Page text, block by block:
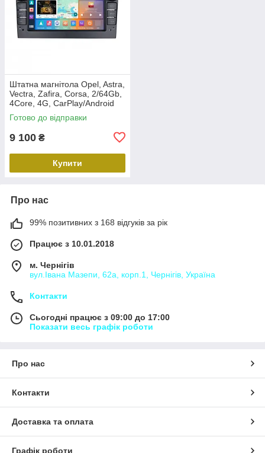
Штатна магнітола Opel, Astra,
Vectra, Zafira, Corsa, 2/64Gb,
4Core, 4G, CarPlay/Android
Auto, 7 дюймів, Black, QIV Q1
Готово до відправки
9 100 ₴
Купити
Про нас
99% позитивних з 168 відгуків за рік
Працює з 10.01.2018
м. Чернігів
вул.Івана Мазепи, 62а, корп.1, Чернігів, Україна
Контакти
Сьогодні працює з 09:00 до 17:00
Показати весь графік роботи
Про нас
Контакти
Доставка та оплата
Графік роботи